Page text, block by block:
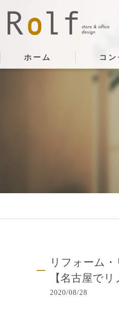
ホーム コン
リフォーム
【名古屋で
2020/08/28